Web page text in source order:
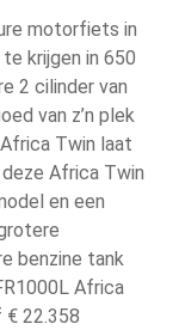
motorfiets in
krijgen in 650
2 cilinder van
van z’n plek
Twin laat
Africa Twin
en een
benzine tank
Africa
€ 22.358